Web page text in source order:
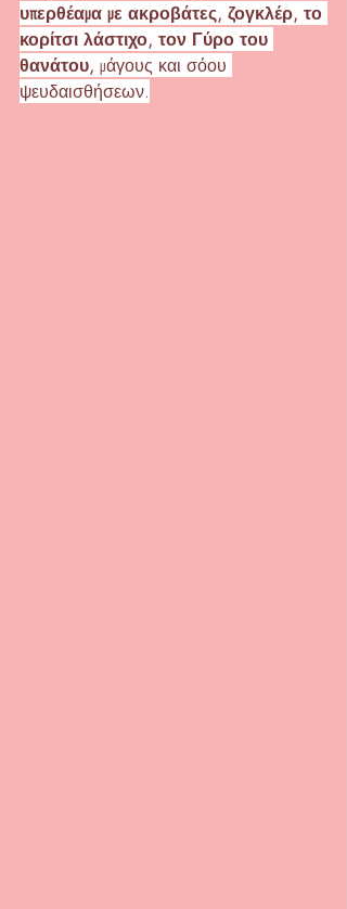
υπερθέαμα με ακροβάτες, ζογκλέρ, το
κορίτσι λάστιχο, τον Γύρο του
θανάτου, μάγους και σόου
ψευδαισθήσεων.